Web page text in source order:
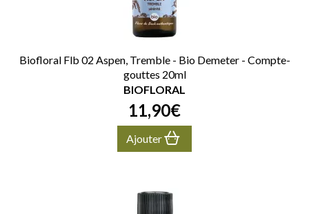
Biofloral Flb 02 Aspen, Tremble - Bio Demeter - Compte-
gouttes 20ml
BIOFLORAL
11,90€
Ajouter